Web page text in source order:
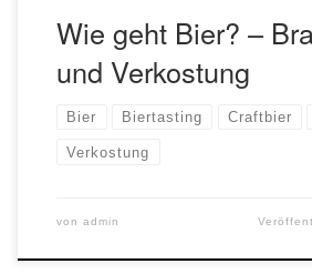
Wie geht Bier? –
und Verkostung
Bier Biertasting Craftbier
Verkostung
von admin